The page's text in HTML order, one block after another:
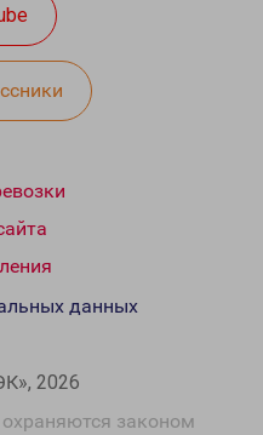
2026
законом
данных